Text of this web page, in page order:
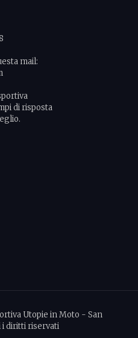
mail:
di risposta
Utopie in Moto - San
diritti riservati